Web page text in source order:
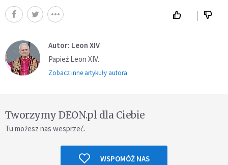
Autor: Leon XIV
Papież Leon XIV.
Zobacz inne artykuły autora
Tworzymy DEON.pl dla Ciebie
Tu możesz nas wesprzeć.
WSPOMÓŻ NAS